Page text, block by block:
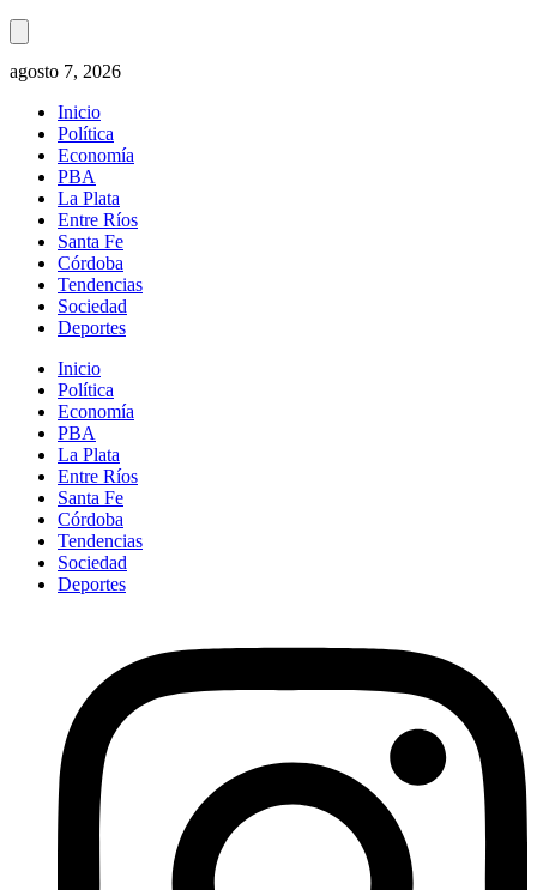
agosto 7, 2026
Inicio
Política
Economía
PBA
La Plata
Entre Ríos
Santa Fe
Córdoba
Tendencias
Sociedad
Deportes
Inicio
Política
Economía
PBA
La Plata
Entre Ríos
Santa Fe
Córdoba
Tendencias
Sociedad
Deportes